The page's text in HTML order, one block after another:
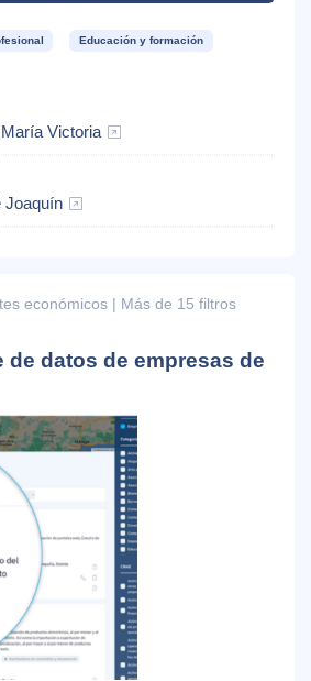
Educación y formación
Victoria
Joaquín
económicos | Más de 15 filtros
de datos de empresas de